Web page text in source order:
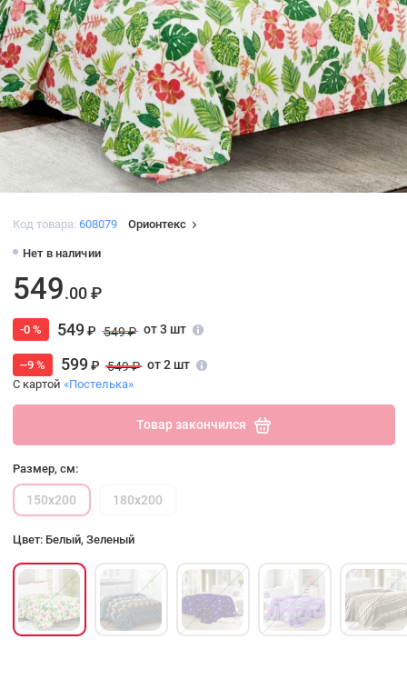
Код товара: 608079 Орионтекс
Нет в наличии
549.00 ₽
-0 % 549₽ 549 ₽ от 3 шт
--9 % 599₽ 549 ₽ от 2 шт
С картой «Постелька»
Товар закончился
Размер, см:
150х200 180х200
Цвет: Белый, Зеленый